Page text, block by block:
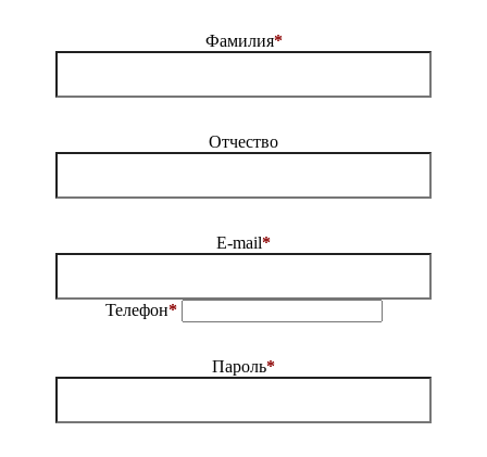
Фамилия*
Отчество
E-mail*
Телефон*
Пароль*